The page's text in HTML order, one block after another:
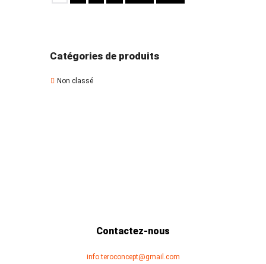
Catégories de produits
Non classé
Contactez-nous
info.teroconcept@gmail.com